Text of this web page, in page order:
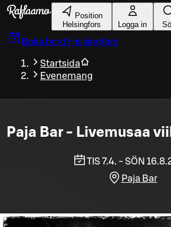
Gå till huvudinnehållet
Position
Helsingfors
Logga in
Boka bord Helsingfors
Startsida
Evenemang
Paja Bar - Livemusaa
TIS 7.4. - SÖN
Paja Bar